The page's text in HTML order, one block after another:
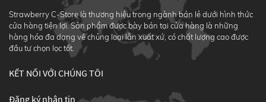
Strawberry C-Store là thương hiệu trong ngành bán lẻ dưới hình thức
cửa hàng tiện lợi. Sản phẩm được bày bán tại cửa hàng là những
hàng hóa đa dạng về chủng loại lẫn xuất xứ, có chất lượng cao được
đầu tư chọn lọc tốt.
KẾT NỐI VỚI CHÚNG TÔI
Đăng ký nhận tin